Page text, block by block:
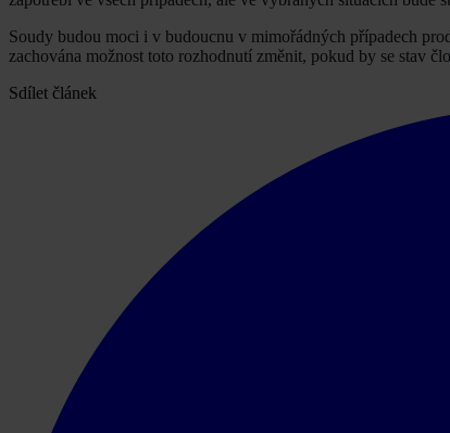
Soudy budou moci i v budoucnu v mimořádných případech
zachována možnost toto rozhodnutí změnit, pokud by se stav
Sdílet článek